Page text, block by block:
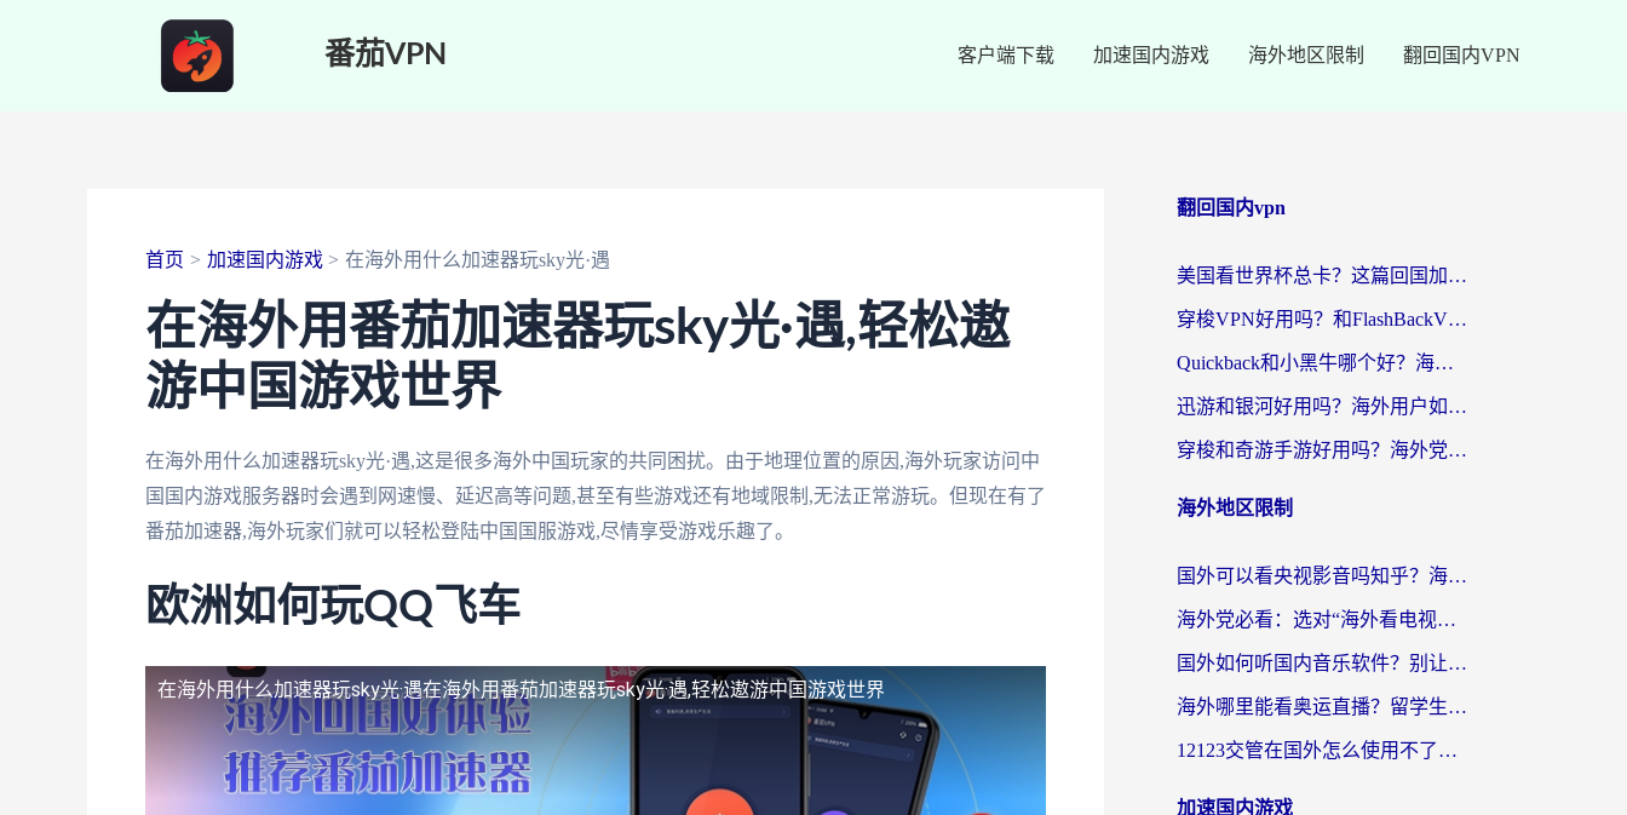
番茄VPN 客户端下载 加速国内游戏 海外地区限制 翻回国内VPN
首页 加速国内游戏 在海外用什么加速器玩sky光·遇
在海外用番茄加速器玩sky光·遇,轻松遨
游中国游戏世界
在海外用什么加速器玩sky光·遇,这是很多海外中国玩家的共同困扰。由于地理位置的原因,海外玩家访问中
国国内游戏服务器时会遇到网速慢、延迟高等问题,甚至有些游戏还有地域限制,无法正常游玩。但现在有了
番茄加速器,海外玩家们就可以轻松登陆中国国服游戏,尽情享受游戏乐趣了。
欧洲如何玩QQ飞车
在海外用什么加速器玩sky光·遇在海外用番茄加速器玩sky光·遇,轻松遨游中国游戏世界
翻回国内vpn
美国看世界杯总卡？这篇回国加速器指南帮你无缝刷国内资源（附苹果手机VPN设置步骤）
穿梭VPN好用吗？和FlashBackVPN对比哪个回国效果更好？
Quickback和小黑牛哪个好？海外党亲测指南，选对回国加速器秒回国内
迅游和银河好用吗？海外用户如何选择回国加速器实现无缝访问国内资源
穿梭和奇游手游好用吗？海外党亲测3款回国加速器，附蜜蜂加速器七天试用攻略
海外地区限制
国外可以看央视影音吗知乎？海外党亲测有效的回国加速方案
海外党必看：选对“海外看电视剧软件”，再也不用愁国内剧刷不了
国外如何听国内音乐软件？别让地域限制，断了你的中文歌单
海外哪里能看奥运直播？留学生&海外华人必看的体育赛事观赛终极指南
12123交管在国外怎么使用不了？海外华人必看的无缝访问国内资源指南
加速国内游戏